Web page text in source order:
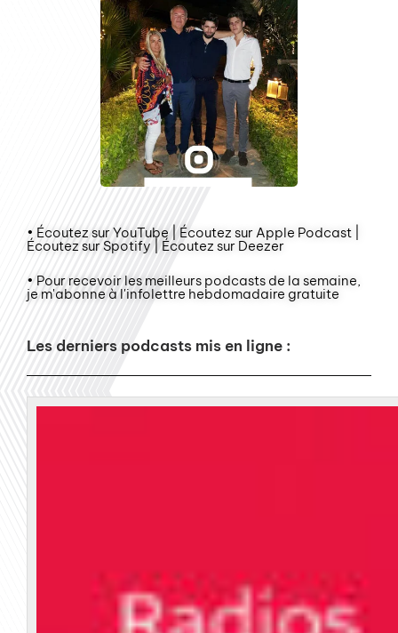
• Écoutez sur YouTube | Écoutez sur Apple Podcast |
Écoutez sur Spotify | Écoutez sur Deezer
• Pour recevoir les meilleurs podcasts de la semaine,
je m'abonne à l'infolettre hebdomadaire gratuite
Les derniers podcasts mis en ligne :